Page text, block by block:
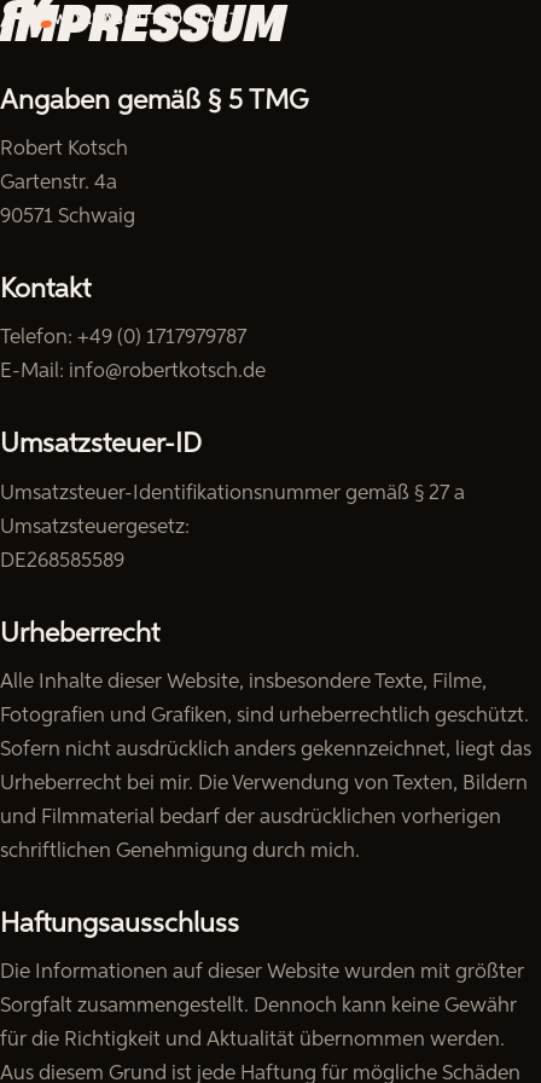
WORK ABOUT CONTACT
IMPRESSUM
Angaben gemäß § 5 TMG
Robert Kotsch
Gartenstr. 4a
90571 Schwaig
Kontakt
Telefon: +49 (0) 1717979787
E-Mail: info@robertkotsch.de
Umsatzsteuer-ID
Umsatzsteuer-Identifikationsnummer gemäß § 27 a
Umsatzsteuergesetz:
DE268585589
Urheberrecht
Alle Inhalte dieser Website, insbesondere Texte, Filme,
Fotografien und Grafiken, sind urheberrechtlich geschützt.
Sofern nicht ausdrücklich anders gekennzeichnet, liegt das
Urheberrecht bei mir. Die Verwendung von Texten, Bildern
und Filmmaterial bedarf der ausdrücklichen vorherigen
schriftlichen Genehmigung durch mich.
Haftungsausschluss
Die Informationen auf dieser Website wurden mit größter
Sorgfalt zusammengestellt. Dennoch kann keine Gewähr
für die Richtigkeit und Aktualität übernommen werden.
Aus diesem Grund ist jede Haftung für mögliche Schäden